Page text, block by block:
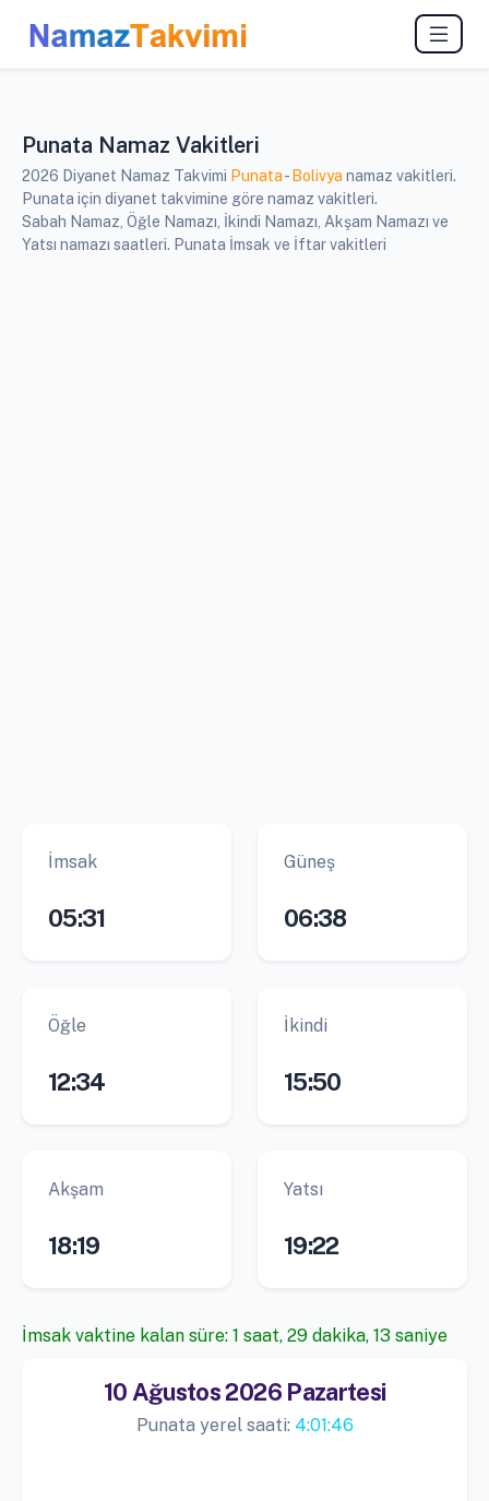
Punata Namaz Vakitleri
2026 Diyanet Namaz Takvimi Punata- Bolivya namaz vakitleri.
Punata için diyanet takvimine göre namaz vakitleri.
Sabah Namaz, Öğle Namazı, İkindi Namazı, Akşam Namazı ve
Yatsı namazı saatleri. Punata İmsak ve İftar vakitleri
İmsak
05:31
Güneş
06:38
Öğle
12:34
İkindi
15:50
Akşam
18:19
Yatsı
19:22
İmsak vaktine kalan süre: 1 saat, 29 dakika, 13 saniye
10 Ağustos 2026 Pazartesi
Punata yerel saati: 4:01:46